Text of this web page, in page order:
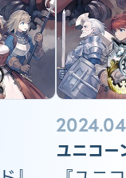
ユニコー